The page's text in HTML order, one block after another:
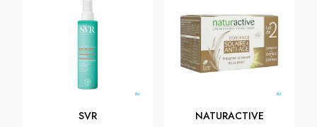
SVR NATURACTIVE